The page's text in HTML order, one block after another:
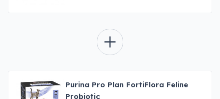
Purina Pro Plan FortiFlora Feline
Probiotic